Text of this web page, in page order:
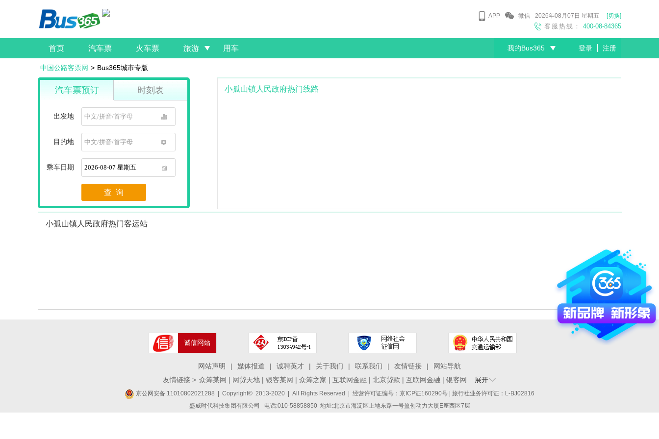
APP 微信 2026年08月07日 星期五 [切换]
客服热线： 400-08-84365
首页 汽车票 火车票 旅游 用车 我的Bus365 登录 注册
中国公路客票网 > Bus365城市专版
汽车票预订 时刻表
出发地
目的地
1
乘车日期
1
查 询
小孤山镇人民政府热门线路
小孤山镇人民政府热门客运站
网站声明 | 媒体报道 | 诚聘英才 | 关于我们 | 联系我们 | 友情链接 |
网站导航
友情链接 > 众筹某网 | 网贷天地 | 银客某网 | 众筹之家 | 互联网金融 | 北京贷款 | 互联网金融 | 银客网 展开
京公网安备 11010802021288 | Copyright© 2013-2020 | All Rights Reserved | 经营许可证编号：京ICP证160290号 | 旅行社业务许可证：L-BJ02816
盛威时代科技集团有限公司 电话:010-58858850 地址:北京市海淀区上地东路一号盈创动力大厦E座西区7层